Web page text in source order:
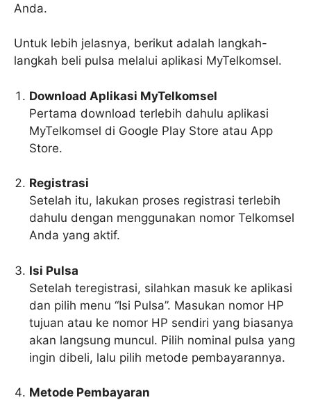
Anda.
Untuk lebih jelasnya, berikut adalah langkah-
langkah beli pulsa melalui aplikasi MyTelkomsel.
Download Aplikasi MyTelkomsel
Pertama download terlebih dahulu aplikasi
MyTelkomsel di Google Play Store atau App
Store.
Registrasi
Setelah itu, lakukan proses registrasi terlebih
dahulu dengan menggunakan nomor Telkomsel
Anda yang aktif.
Isi Pulsa
Setelah teregistrasi, silahkan masuk ke aplikasi
dan pilih menu “Isi Pulsa”. Masukan nomor HP
tujuan atau ke nomor HP sendiri yang biasanya
akan langsung muncul. Pilih nominal pulsa yang
ingin dibeli, lalu pilih metode pembayarannya.
Metode Pembayaran